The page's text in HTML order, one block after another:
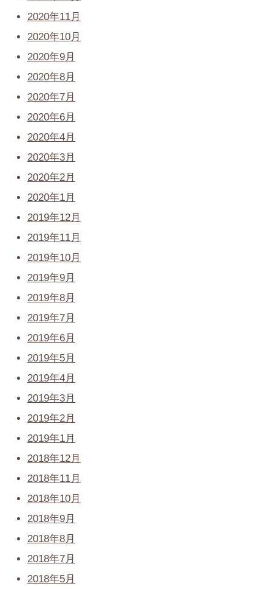
2020年11月
2020年10月
2020年9月
2020年8月
2020年7月
2020年6月
2020年4月
2020年3月
2020年2月
2020年1月
2019年12月
2019年11月
2019年10月
2019年9月
2019年8月
2019年7月
2019年6月
2019年5月
2019年4月
2019年3月
2019年2月
2019年1月
2018年12月
2018年11月
2018年10月
2018年9月
2018年8月
2018年7月
2018年5月